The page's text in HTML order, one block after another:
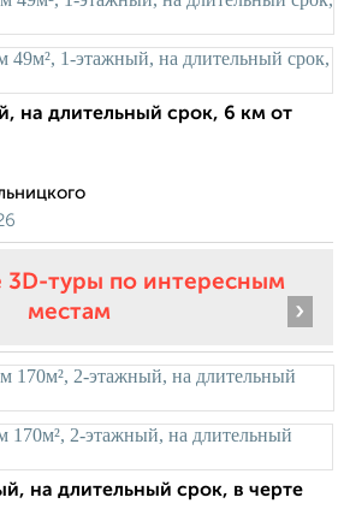
на длительный срок, 6 км от
3D-туры по интересным
местам
›
на длительный срок, в черте